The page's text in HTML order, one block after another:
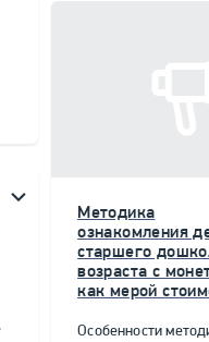
Методика
ознакомления
старшего
возраста с
как мерой
Особенности